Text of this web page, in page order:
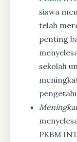
siswa
telah
penting
sekolah
PKBM